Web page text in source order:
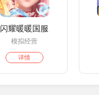
闪耀暖暖国服
模拟经营
详情